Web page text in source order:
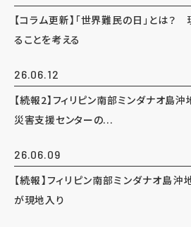
【コラム更新】「世界難民の日」とは？
ることを考える
26.06.12
【続報2】フィリピン南部ミンダナオ島
災害支援センターの...
26.06.09
【続報】フィリピン南部ミンダナオ島
が現地入り